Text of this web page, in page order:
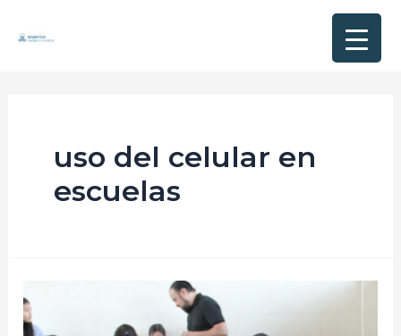
uso del celular en
escuelas